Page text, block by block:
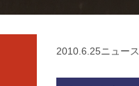
2010. 6.25ニュース